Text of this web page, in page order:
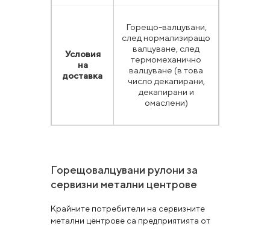
Условия
на
доставка
Горещо-валцувани,
след нормализиращо
валцуване, след
термомеханично
валцуване (в това
число декапирани,
декапирани и
омаслени)
Горещовалцувани рулони за
сервизни метални центрове
Крайните потребители на сервизните
метални центрове са предприятията от